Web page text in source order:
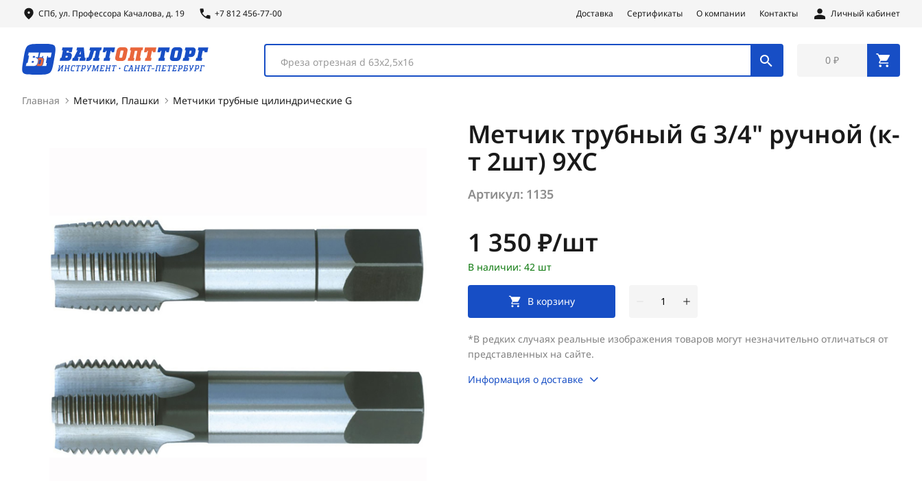
СПб, ул. Профессора Качалова, д. 19 +7 812 456-77-00 Доставка Сертификаты О компании Контакты Личный кабинет
Фреза отрезная d 63х2,5х16 0 ₽
Главная Метчики, Плашки Метчики трубные цилиндрические G
Метчик трубный G 3/4" ручной (к-
т 2шт) 9ХС
Артикул: 1135
Цена:
1 350 ₽/шт
В наличии: 42 шт
В корзину
*В редких случаях реальные изображения товаров могут незначительно отличаться от
представленных на сайте.
Информация о доставке